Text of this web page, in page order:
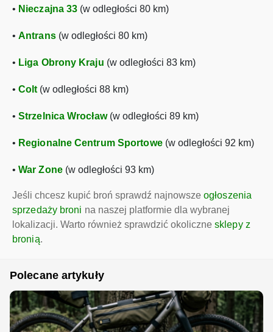
• Nieczajna 33 (w odległości 80 km)
• Antrans(w odległości 80 km)
• Liga Obrony Kraju (w odległości 83 km)
• Colt (w odległości 88 km)
• Strzelnica Wrocław(w odległości 89 km)
• Regionalne Centrum Sportowe(w odległości 92 km)
• War Zone(w odległości 93 km)
Jeśli chcesz kupić broń sprawdź najnowsze ogłoszenia
sprzedaży broni na naszej platformie dla wybranej
lokalizacji. Warto również sprawdzić okoliczne sklepy z
bronią.
Polecane artykuły